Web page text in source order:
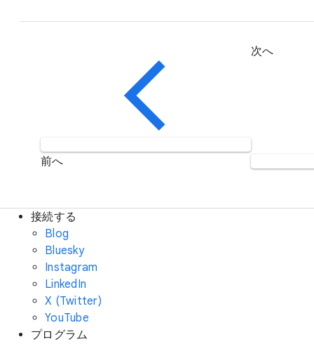
前へ
次へ
接続する
Blog
Bluesky
Instagram
LinkedIn
X (Twitter)
YouTube
プログラム